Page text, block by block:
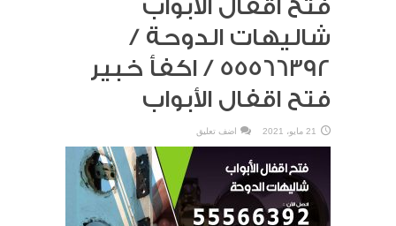
فتح اقفال الأبواب
شاليهات الدوحة /
55566392 / اكفأ خبير
فتح اقفال الأبواب
21 مايو، 2021 اضف تعليق